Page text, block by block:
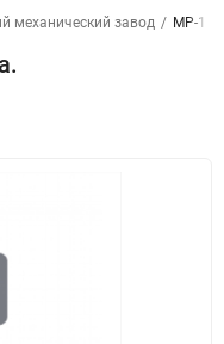
механический завод / МР-